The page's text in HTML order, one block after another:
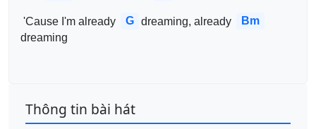
'Cause I'm already G dreaming, already
Bm
dreaming
Thông tin bài hát